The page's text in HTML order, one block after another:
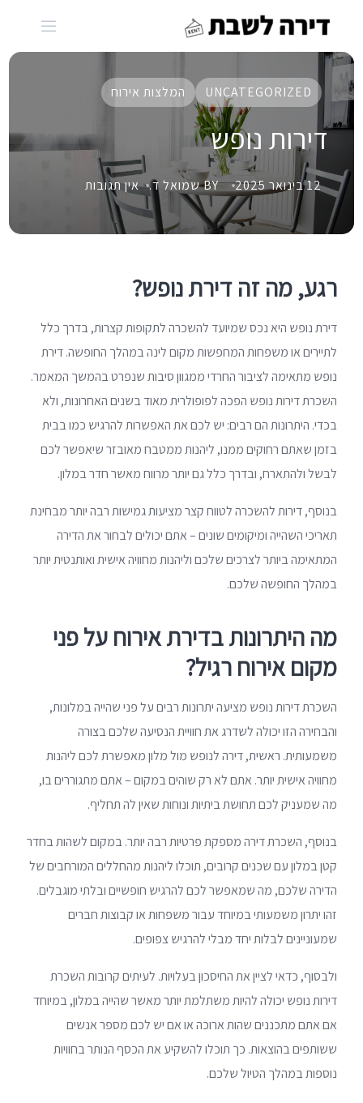
UNCATEGORIZED המלצות אירוח
דירות נופש
12 בינואר 2025 BY שמואל ד. אין תגובות
רגע, מה זה דירת נופש?
דירת נופש היא נכס שמיועד להשכרה לתקופות קצרות, בדרך כלל
לתיירים או משפחות המחפשות מקום לינה במהלך החופשה. דירת
נופש מתאימה לציבור החרדי ממגוון סיבות שנפרט בהמשך המאמר.
השכרת דירות נופש הפכה לפופולרית מאוד בשנים האחרונות, ולא
בכדי. היתרונות הם רבים: יש לכם את האפשרות להרגיש כמו בבית
בזמן שאתם רחוקים ממנו, ליהנות ממטבח מאובזר שיאפשר לכם
לבשל ולהתארח, ובדרך כלל גם יותר מרווח מאשר חדר במלון.
בנוסף, דירות להשכרה לטווח קצר מציעות גמישות רבה יותר מבחינת
תאריכי השהייה ומיקומים שונים – אתם יכולים לבחור את הדירה
המתאימה ביותר לצרכים שלכם וליהנות מחוויה אישית ואותנטית יותר
במהלך החופשה שלכם.
מה היתרונות בדירת אירוח על פני
מקום אירוח רגיל?
השכרת דירות נופש מציעה יתרונות רבים על פני שהייה במלונות,
והבחירה הזו יכולה לשדרג את חוויית הנסיעה שלכם בצורה
משמעותית. ראשית, דירה לנופש מול מלון מאפשרת לכם ליהנות
מחוויה אישית יותר. אתם לא רק שוהים במקום – אתם מתגוררים בו,
מה שמעניק לכם תחושת ביתיות ונוחות שאין לה תחליף.
בנוסף, השכרת דירה מספקת פרטיות רבה יותר. במקום לשהות בחדר
קטן במלון עם שכנים קרובים, תוכלו ליהנות מהחללים המורחבים של
הדירה שלכם, מה שמאפשר לכם להרגיש חופשיים ובלתי מוגבלים.
זהו יתרון משמעותי במיוחד עבור משפחות או קבוצות חברים
שמעוניינים לבלות יחד מבלי להרגיש צפופים.
ולבסוף, כדאי לציין את החיסכון בעלויות. לעיתים קרובות השכרת
דירות נופש יכולה להיות משתלמת יותר מאשר שהייה במלון, במיוחד
אם אתם מתכננים שהות ארוכה או אם יש לכם מספר אנשים
ששותפים בהוצאות. כך תוכלו להשקיע את הכסף הנותר בחוויות
נוספות במהלך הטיול שלכם.